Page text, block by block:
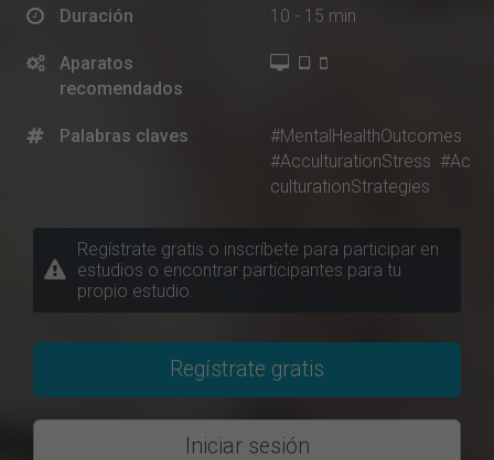
Duración 10 - 15 min
Aparatos
recomendados
Palabras claves
#MentalHealthOutcomes
#AcculturationStress #Ac
culturationStrategies
Regístrate gratis o inscríbete para participar en
estudios o encontrar participantes para tu
propio estudio.
Regístrate gratis
Iniciar sesión